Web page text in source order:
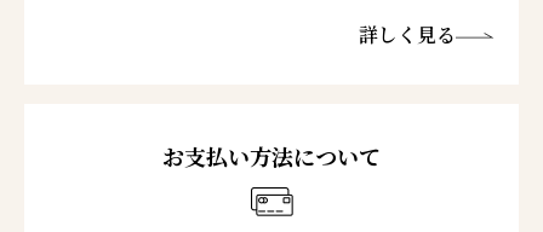
詳しく見る
お支払い方法について